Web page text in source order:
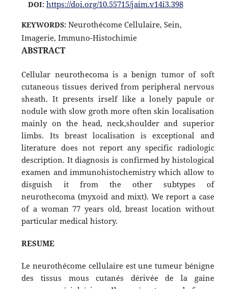
DOI: https://doi.org/10.55715/jaim.v14i3.398
KEYWORDS:Neurothécome Cellulaire, Sein,
Imagerie, Immuno-Histochimie
ABSTRACT
Cellular neurothecoma is a benign tumor of soft
cutaneous tissues derived from peripheral nervous
sheath. It presents irself like a lonely papule or
nodule with slow groth more often skin localisation
mainly on the head, neck,shoulder and superior
limbs. Its breast localisation is exceptional and
literature does not report any specific radiologic
description. It diagnosis is confirmed by histological
examen and immunohistochemistry which allow to
disguish it from the other subtypes of
neurothecoma (myxoid and mixt). We report a case
of a woman 77 years old, breast location without
particular medical history.
RESUME
Le neurothécome cellulaire est une tumeur bénigne
des tissus mous cutanés dérivée de la gaine